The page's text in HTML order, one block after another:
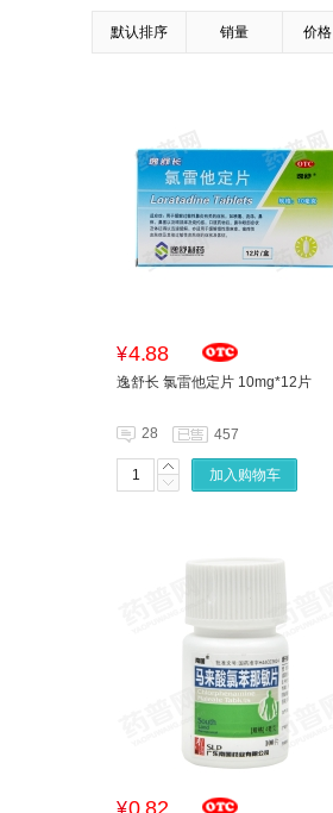
默认排序 销量 价格
¥4.88
逸舒长 氯雷他定片 10mg*12片
28 457
加入购物车
¥0.82